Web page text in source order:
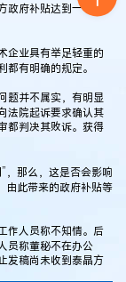
府补贴达到一千余
业具有举足轻重的
都有明确的规定。
并不属实，有明显
法院起诉要求确认其
都判决其败诉。获得
那么，这是否会影响
由此带来的政府补贴等
人员称不知情。后
员称董秘不在办公
发稿尚未收到泰晶方